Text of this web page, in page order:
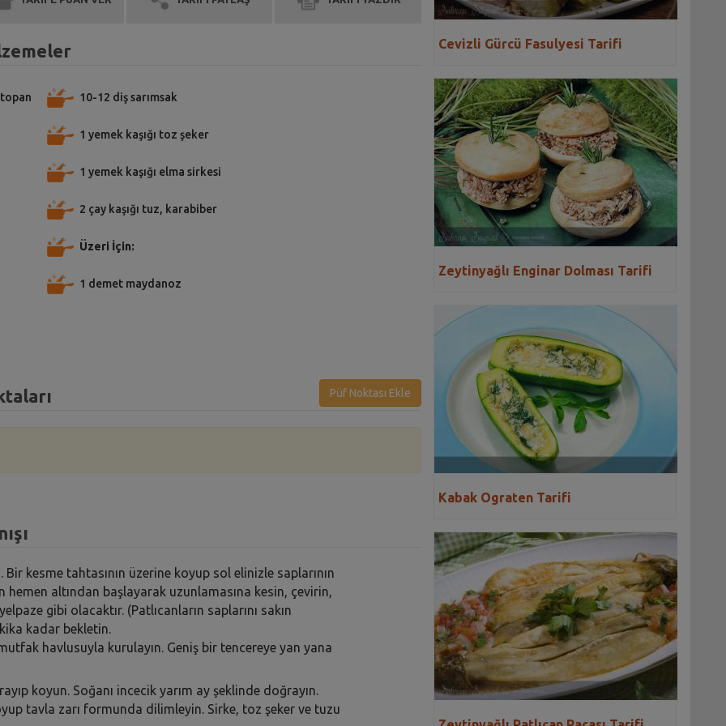
10-12 diş sarımsak
1 yemek kaşığı toz şeker
1 yemek kaşığı elma sirkesi
2 çay kaşığı tuz, karabiber
Üzeri İçin:
1 demet maydanoz
Püf Noktası Ekle
Bir kesme tahtasının üzerine koyup sol elinizle saplarının
hemen altından başlayarak uzunlamasına kesin, çevirin,
gibi olacaktır. (Patlıcanların saplarını sakın
kadar bekletin.
havlusuyla kurulayın. Geniş bir tencereye yan yana
koyun. Soğanı incecik yarım ay şeklinde doğrayın.
tavla zarı formunda dilimleyin. Sirke, toz şeker ve tuzu
Cevizli Gürcü Fasulyesi Tarifi
Zeytinyağlı Enginar Dolması Tarifi
Kabak Ograten Tarifi